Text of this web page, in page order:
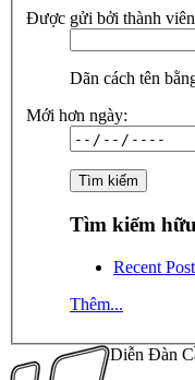
Được gửi bởi thành
Dãn cách tên
Mới hơn ngày:
Tìm kiếm
Recent
Thêm...
Diễn Đàn